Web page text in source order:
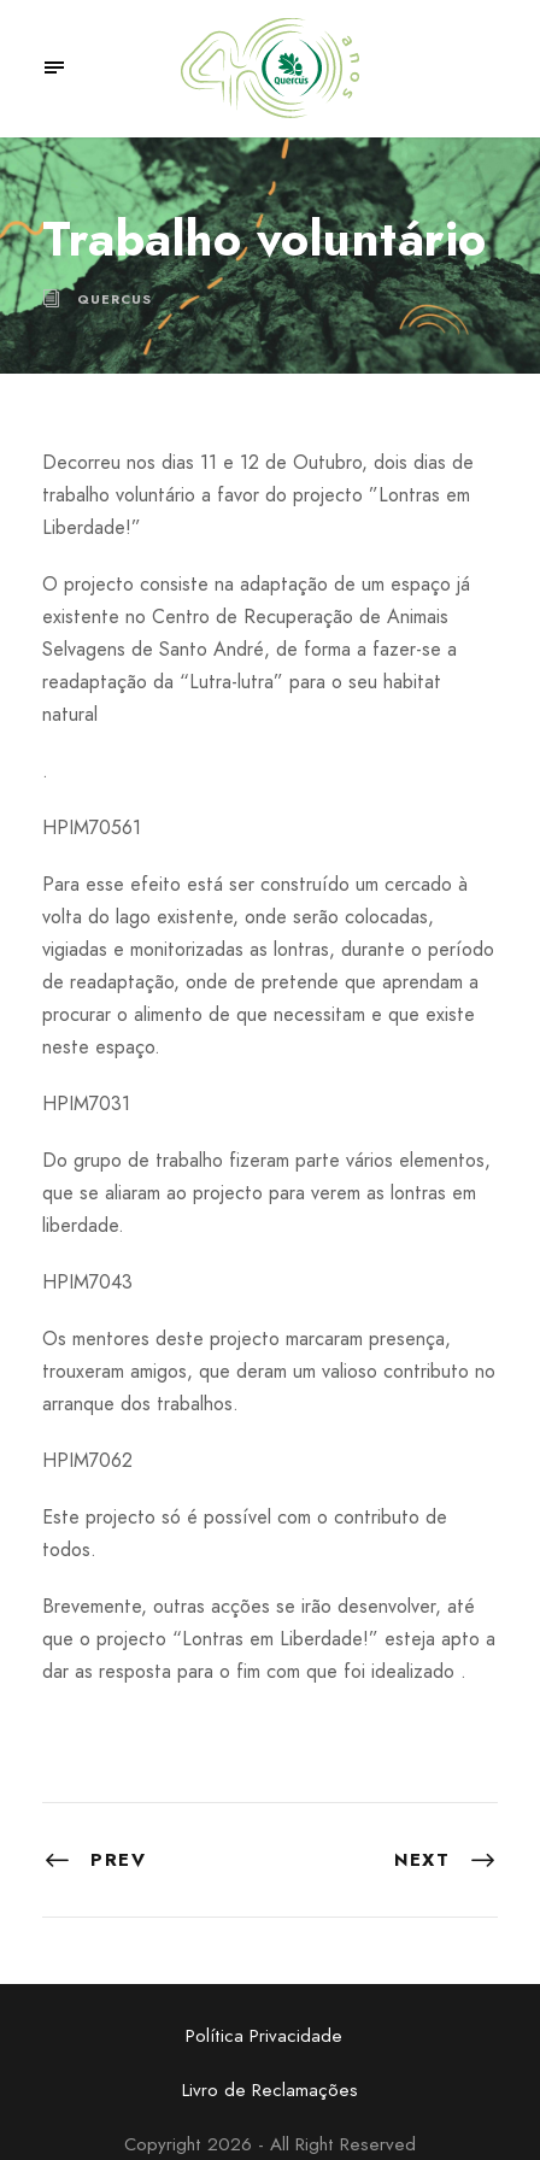
Trabalho voluntário
QUERCUS
Decorreu nos dias 11 e 12 de Outubro, dois dias de
trabalho voluntário a favor do projecto ”Lontras em
Liberdade!”
O projecto consiste na adaptação de um espaço já
existente no Centro de Recuperação de Animais
Selvagens de Santo André, de forma a fazer-se a
readaptação da “Lutra-lutra” para o seu habitat
natural
.
HPIM70561
Para esse efeito está ser construído um cercado à
volta do lago existente, onde serão colocadas,
vigiadas e monitorizadas as lontras, durante o período
de readaptação, onde de pretende que aprendam a
procurar o alimento de que necessitam e que existe
neste espaço.
HPIM7031
Do grupo de trabalho fizeram parte vários elementos,
que se aliaram ao projecto para verem as lontras em
liberdade.
HPIM7043
Os mentores deste projecto marcaram presença,
trouxeram amigos, que deram um valioso contributo no
arranque dos trabalhos.
HPIM7062
Este projecto só é possível com o contributo de
todos.
Brevemente, outras acções se irão desenvolver, até
que o projecto “Lontras em Liberdade!” esteja apto a
dar as resposta para o fim com que foi idealizado .
PREV NEXT
Política Privacidade
Livro de Reclamações
Copyright 2026 - All Right Reserved